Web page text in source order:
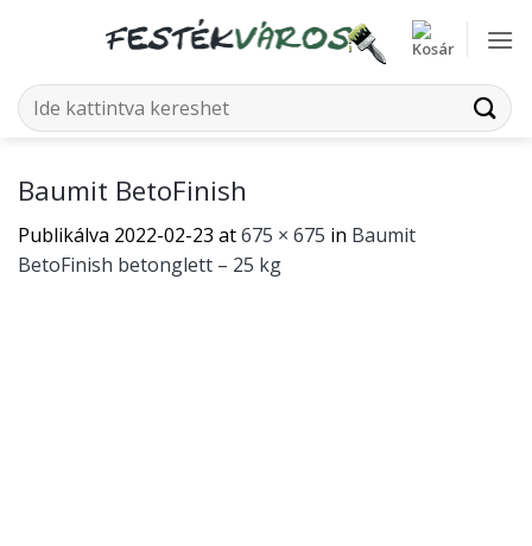
Keresés
a
Baumit BetoFinish
Publikálva 2022-02-23 at675 × 675 in Baumit
BetoFinish betonglett – 25 kg